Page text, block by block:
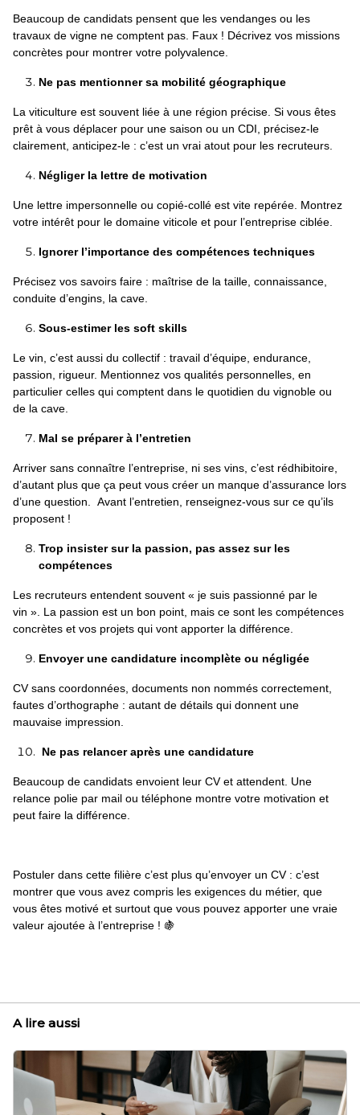
Beaucoup de candidats pensent que les vendanges ou les
travaux de vigne ne comptent pas. Faux ! Décrivez vos missions
concrètes pour montrer votre polyvalence.
Ne pas mentionner sa mobilité géographique
La viticulture est souvent liée à une région précise. Si vous êtes
prêt à vous déplacer pour une saison ou un CDI, précisez-le
clairement, anticipez-le : c’est un vrai atout pour les recruteurs.
Négliger la lettre de motivation
Une lettre impersonnelle ou copié-collé est vite repérée. Montrez
votre intérêt pour le domaine viticole et pour l’entreprise ciblée.
Ignorer l’importance des compétences techniques
Précisez vos savoirs faire : maîtrise de la taille, connaissance,
conduite d’engins, la cave.
Sous-estimer les soft skills
Le vin, c’est aussi du collectif : travail d’équipe, endurance,
passion, rigueur. Mentionnez vos qualités personnelles, en
particulier celles qui comptent dans le quotidien du vignoble ou
de la cave.
Mal se préparer à l’entretien
Arriver sans connaître l’entreprise, ni ses vins, c’est rédhibitoire,
d’autant plus que ça peut vous créer un manque d’assurance lors
d’une question. Avant l’entretien, renseignez-vous sur ce qu’ils
proposent !
Trop insister sur la passion, pas assez sur les
compétences
Les recruteurs entendent souvent « je suis passionné par le
vin ». La passion est un bon point, mais ce sont les compétences
concrètes et vos projets qui vont apporter la différence.
Envoyer une candidature incomplète ou négligée
CV sans coordonnées, documents non nommés correctement,
fautes d’orthographe : autant de détails qui donnent une
mauvaise impression.
Ne pas relancer après une candidature
Beaucoup de candidats envoient leur CV et attendent. Une
relance polie par mail ou téléphone montre votre motivation et
peut faire la différence.
Postuler dans cette filière c’est plus qu’envoyer un CV : c’est
montrer que vous avez compris les exigences du métier, que
vous êtes motivé et surtout que vous pouvez apporter une vraie
valeur ajoutée à l’entreprise ! 🍇
A lire aussi